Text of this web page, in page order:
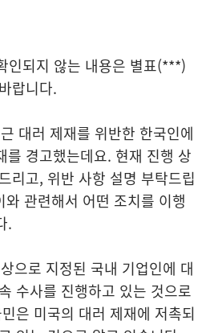
인되지 않는 내용은 별표(***)
랍니다.
대러 제재를 위반한 한국인에
를 경고했는데요. 현재 진행 상
리고, 위반 사항 설명 부탁드립
관련해서 어떤 조치를 이행
.
으로 지정된 국내 기업인에 대
수사를 진행하고 있는 것으로
은 미국의 대러 제재에 저촉되